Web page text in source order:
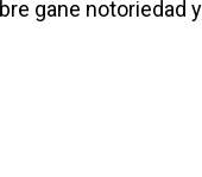
gane notoriedad